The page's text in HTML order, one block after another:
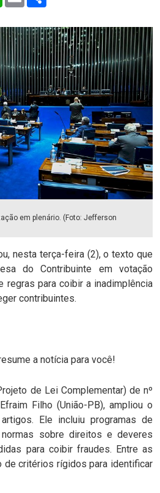
em plenário. (Foto: Jefferson
nesta terça-feira (2), o texto que
do Contribuinte em votação
regras para coibir a inadimplência
contribuintes.
a notícia para você!
de Lei Complementar) de nº
Filho (União-PB), ampliou o
Ele incluiu programas de
normas sobre direitos e deveres
para coibir fraudes. Entre as
de critérios rígidos para identificar